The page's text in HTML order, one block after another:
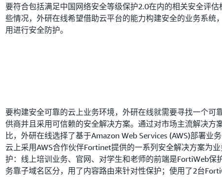
要符合包括满足中国网络安全等级保护2.0在内的相关安全评估
些情况，外研在线希望借助云平台的能力构建安全的业务系统
用进行安全防护。
要构建安全可靠的云上业务环境，外研在线就需要寻找一个可
供商并且采用可信赖的安全解决方案。通过对市场主流解决方
比，外研在线选择了基于Amazon Web Services (AWS)部署业
云上采用AWS合作伙伴Fortinet提供的一系列安全解决方案为
护：线上培训业务、官网、对学生和老师的前端是FortiWeb保
务靠子域名区分，用了内容路由来针对性保护；使用了2台